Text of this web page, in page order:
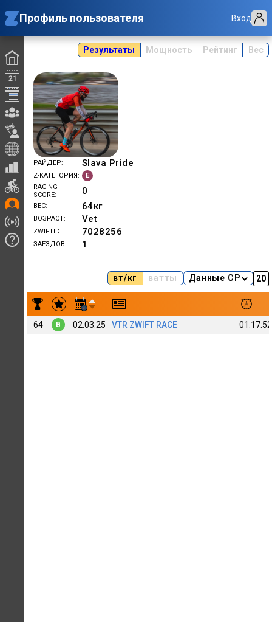
Профиль пользователя Вход
Результаты Мощность Рейтинг Вес
РАЙДЕР Slava Pride
Z-КАТЕГОРИЯ
E
RACING
SCORE
0
ВЕС 64кг
ВОЗРАСТ Vet
ZWIFTID 7028256
ЗАЕЗДОВ 1
вт/кг ватты Данные CP
Результаты заездов Viacheslav Pronin 108
64 B 02.03.25 VTR ZWIFT RACE 01:17:52